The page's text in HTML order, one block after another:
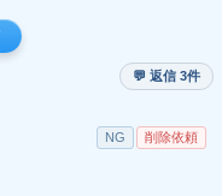
💬 返信 3件
NG 削除依頼